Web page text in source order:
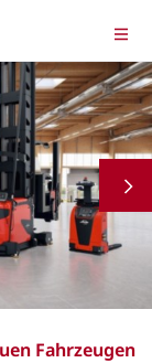
Fahrzeugen